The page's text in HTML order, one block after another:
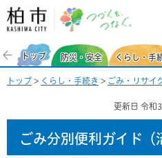
柏市 つづくを、
トップ 防災・安全 くらし・手
トップ > くらし・手続き > ごみ・リサイ
更新日 令和
ごみ分別便利ガイド